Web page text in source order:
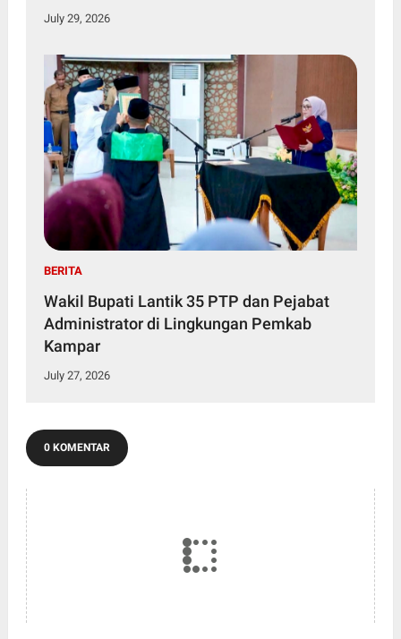
July 29, 2026
BERITA
Wakil Bupati Lantik 35 PTP dan Pejabat
Administrator di Lingkungan Pemkab
Kampar
July 27, 2026
0 KOMENTAR